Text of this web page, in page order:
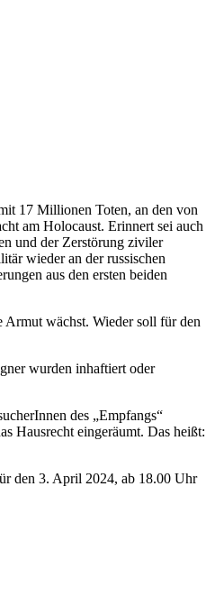
17 Millionen Toten, an den von
am Holocaust. Erinnert sei auch
und der Zerstörung ziviler
wieder an der russischen
aus den ersten beiden
Armut wächst. Wieder soll für den
wurden inhaftiert oder
des „Empfangs“
Hausrecht eingeräumt. Das heißt:
den 3. April 2024, ab 18.00 Uhr